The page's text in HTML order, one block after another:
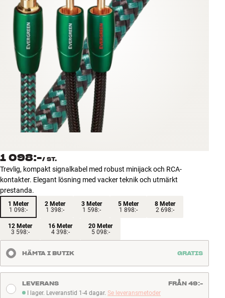
Tillbehör
INSPIRATION
MÄRKEN
NYHETER
ERBJUDANDEN
Logga in
Kundtjänst
Bygg med ljud
Företag
1 098:-/ ST.
Trevlig, kompakt signalkabel med robust minijack och RCA-
kontakter. Elegant lösning med vacker teknik och utmärkt
prestanda.
1 Meter
1 098:-
2 Meter
1 398:-
3 Meter
1 598:-
5 Meter
1 898:-
8 Meter
2 698:-
12 Meter
3 598:-
16 Meter
4 398:-
20 Meter
5 098:-
HÄMTA I BUTIK GRATIS
I lager. Leveranstid 1-4 dagar
I lager. Leveranstid 1-4 dagar. Se leveransmetoder
LEVERANS FRÅN 49:-